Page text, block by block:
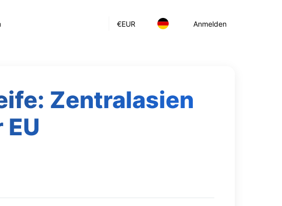
€EUR Anmelden
Zentralasien